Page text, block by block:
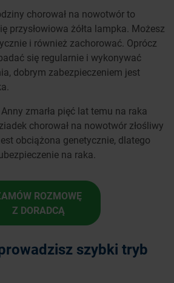
chorował na nowotwór to
przysłowiowa żółta lampka. Możesz
i również zachorować. Oprócz
się regularnie i wykonywać
dobrym zabezpieczeniem jest
zmarła pięć lat temu na raka
chorował na nowotwór złośliwy
obciążona genetycznie, dlatego
na raka.
ROZMOWĘ
Z DORADCĄ
szybki tryb